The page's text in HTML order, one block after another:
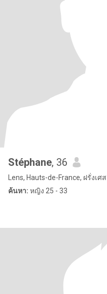
Stéphane, 36
Lens, Hauts-de-France, ฝรั่งเศส
ค้นหา: หญิง 25 - 33